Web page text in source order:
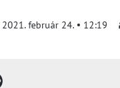
2021. február 24. 12:19